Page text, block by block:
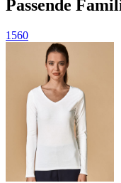
Passende
1560